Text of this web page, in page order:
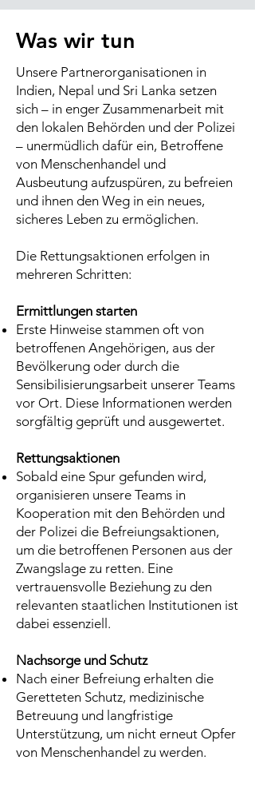
Was wir tun
Unsere Partnerorganisationen in
Indien, Nepal und Sri Lanka setzen
sich – in enger Zusammenarbeit mit
den lokalen Behörden und der Polizei
– unermüdlich dafür ein, Betroffene
von Menschenhandel und
Ausbeutung aufzuspüren, zu befreien
und ihnen den Weg in ein neues,
sicheres Leben zu ermöglichen.
Die Rettungsaktionen erfolgen in
mehreren Schritten:
Ermittlungen starten
Erste Hinweise stammen oft von
betroffenen Angehörigen, aus der
Bevölkerung oder durch die
Sensibilisierungsarbeit unserer Teams
vor Ort. Diese Informationen werden
sorgfältig geprüft und ausgewertet.
Rettungsaktionen
Sobald eine Spur gefunden wird,
organisieren unsere Teams in
Kooperation mit den Behörden und
der Polizei die Befreiungsaktionen,
um die betroffenen Personen aus der
Zwangslage zu retten. Eine
vertrauensvolle Beziehung zu den
relevanten staatlichen Institutionen ist
dabei essenziell.
Nachsorge und Schutz
Nach einer Befreiung erhalten die
Geretteten Schutz, medizinische
Betreuung und langfristige
Unterstützung, um nicht erneut Opfer
von Menschenhandel zu werden.